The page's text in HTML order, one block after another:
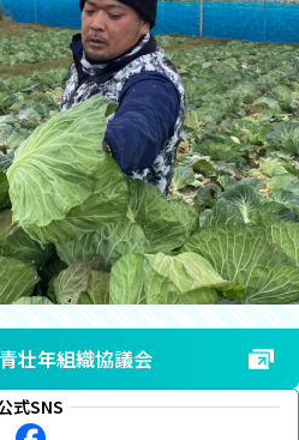
壮年組織協議会
式SNS